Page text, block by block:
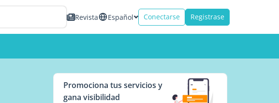
Revista Español Conectarse Registrase
Promociona tus servicios y
gana visibilidad